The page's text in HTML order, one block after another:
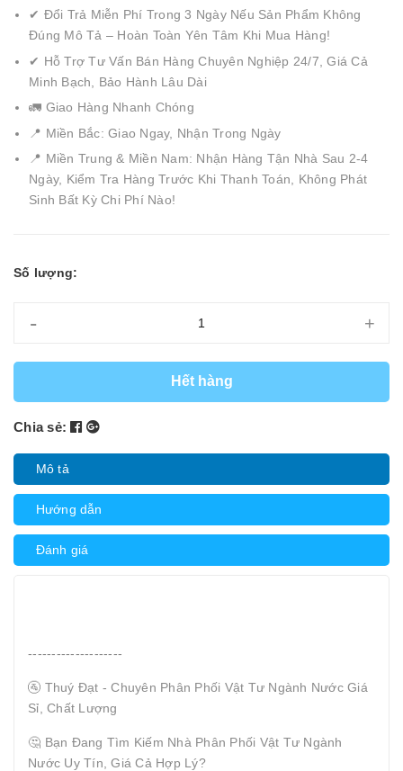
✔ Đổi Trả Miễn Phí Trong 3 Ngày Nếu Sản Phẩm Không
Đúng Mô Tả – Hoàn Toàn Yên Tâm Khi Mua Hàng!
✔ Hỗ Trợ Tư Vấn Bán Hàng Chuyên Nghiệp 24/7, Giá Cả
Minh Bạch, Bảo Hành Lâu Dài
🚛 Giao Hàng Nhanh Chóng
📍 Miền Bắc: Giao Ngay, Nhận Trong Ngày
📍 Miền Trung & Miền Nam: Nhận Hàng Tận Nhà Sau 2-4
Ngày, Kiểm Tra Hàng Trước Khi Thanh Toán, Không Phát
Sinh Bất Kỳ Chi Phí Nào!
Số lượng:
- +
Hết hàng
Chia sẻ:
Mô tả
Hướng dẫn
Đánh giá
--------------------
🚰 Thuý Đạt - Chuyên Phân Phối Vật Tư Ngành Nước Giá
Sỉ, Chất Lượng
🤔 Bạn Đang Tìm Kiếm Nhà Phân Phối Vật Tư Ngành
Nước Uy Tín, Giá Cả Hợp Lý?